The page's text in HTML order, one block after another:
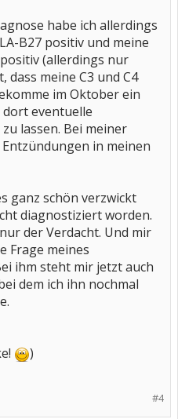
habe ich allerdings
B27 positiv und meine
(allerdings nur
dass meine C3 und C4
im Oktober ein
dort eventuelle
lassen. Bei meiner
in meinen
ganz schön verzwickt
diagnostiziert worden.
der Verdacht. Und mir
Frage meines
ihm steht mir jetzt auch
dem ich ihn nochmal
)
#4